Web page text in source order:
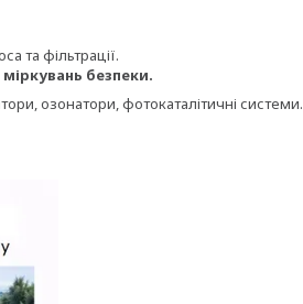
та фільтрації.
безпеки.
озонатори, фотокаталітичні системи.